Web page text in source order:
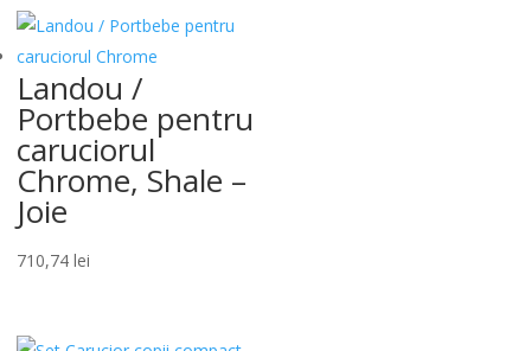
Landou /
Portbebe pentru
caruciorul
Chrome, Shale –
Joie
710,74 lei